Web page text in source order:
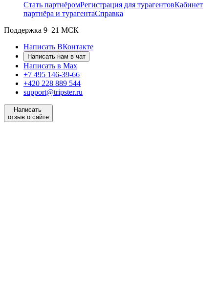
Стать партнёромРегистрация для турагентовКабинет
партнёра и турагентаСправка
Поддержка 9–21 МСК
Написать ВКонтакте
Написать нам в чат
Написать в Max
+7 495 146-39-66
+420 228 889 544
support@tripster.ru
Написать
отзыв о сайте